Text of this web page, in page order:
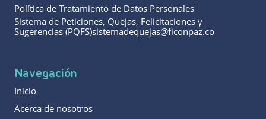
Política de Tratamiento de Datos Personales
Sistema de Peticiones, Quejas, Felicitaciones y
Sugerencias (PQFS)sistemadequejas@ficonpaz.co
Navegación
Inicio
Acerca de nosotros